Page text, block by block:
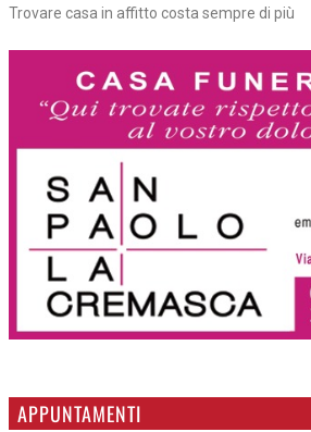
Trovare casa in affitto costa sempre di più
APPUNTAMENTI